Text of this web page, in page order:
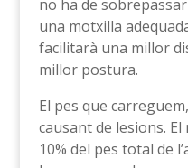
no ha de
una motxilla
facilitarà una millor
millor postura.
El pes que
causant de lesions.
10% del pes total de